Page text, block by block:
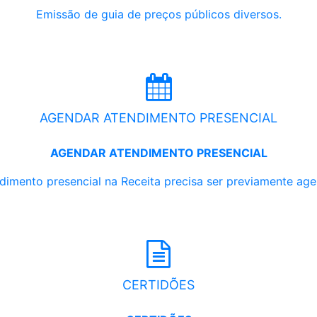
Emissão de guia de preços públicos diversos.
AGENDAR ATENDIMENTO PRESENCIAL
AGENDAR ATENDIMENTO PRESENCIAL
presencial na Receita precisa ser previamente
CERTIDÕES